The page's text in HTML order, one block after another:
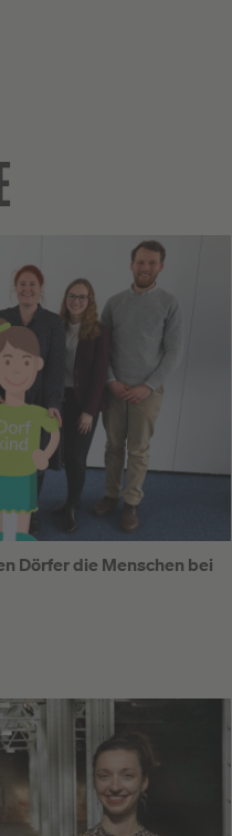
Dörfer die Menschen bei